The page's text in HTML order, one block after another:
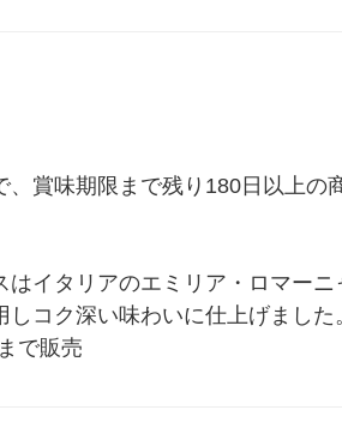
、賞味期限まで残り180日以上の
はイタリアのエミリア・ロマー
しコク深い味わいに仕上げまし
で販売